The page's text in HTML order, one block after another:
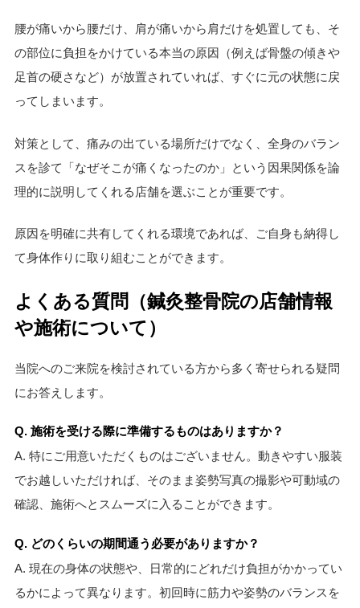
腰が痛いから腰だけ、肩が痛いから肩だけを処置しても、そ
の部位に負担をかけている本当の原因（例えば骨盤の傾きや
足首の硬さなど）が放置されていれば、すぐに元の状態に戻
ってしまいます。
対策として、痛みの出ている場所だけでなく、全身のバラン
スを診て「なぜそこが痛くなったのか」という因果関係を論
理的に説明してくれる店舗を選ぶことが重要です。
原因を明確に共有してくれる環境であれば、ご自身も納得し
て身体作りに取り組むことができます。
よくある質問（鍼灸整骨院の店舗情報
や施術について）
当院へのご来院を検討されている方から多く寄せられる疑問
にお答えします。
Q. 施術を受ける際に準備するものはありますか？
A. 特にご用意いただくものはございません。動きやすい服装
でお越しいただければ、そのまま姿勢写真の撮影や可動域の
確認、施術へとスムーズに入ることができます。
Q. どのくらいの期間通う必要がありますか？
A. 現在の身体の状態や、日常的にどれだけ負担がかかってい
るかによって異なります。初回時に筋力や姿勢のバランスを